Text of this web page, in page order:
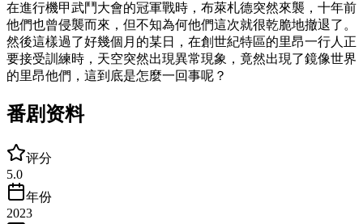
在進行機甲武鬥大會的冠軍戰時，布萊札德突然來襲，十年前
他們也曾侵襲而來，但不知為何他們這次就很乾脆地撤退了。
然後這樣過了好幾個月的某日，在創世紀特區的里昂一行人正
要接受訓練時，天空突然出現異常現象，竟然出現了鏡像世界
的里昂他們，這到底是怎麼一回事呢？
番剧资料
评分
5.0
年份
2023